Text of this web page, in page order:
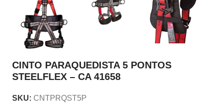
CINTO PARAQUEDISTA 5 PONTOS
STEELFLEX – CA 41658
SKU: CNTPRQST5P